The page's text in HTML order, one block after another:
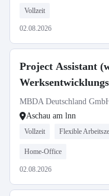
Vollzeit
02.08.2026
Project Assistant
MBDA Deutschland
Aschau am lnn
Vollzeit Flexible
Home-Office
02.08.2026